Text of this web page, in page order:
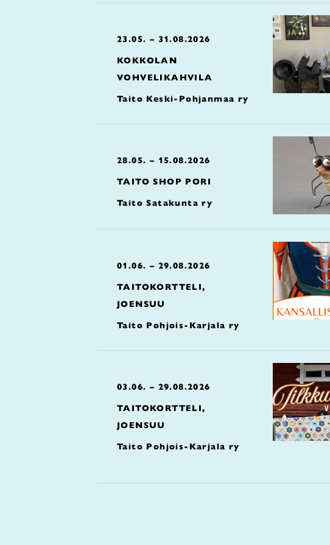
23.05. – 31.08.2026
KOKKOLAN
VOHVELIKAHVILA
Taito Keski-Pohjanmaa ry
28.05. – 15.08.2026
TAITO SHOP PORI
Taito Satakunta ry
01.06. – 29.08.2026
TAITOKORTTELI,
JOENSUU
Taito Pohjois-Karjala ry
03.06. – 29.08.2026
TAITOKORTTELI,
JOENSUU
Taito Pohjois-Karjala ry